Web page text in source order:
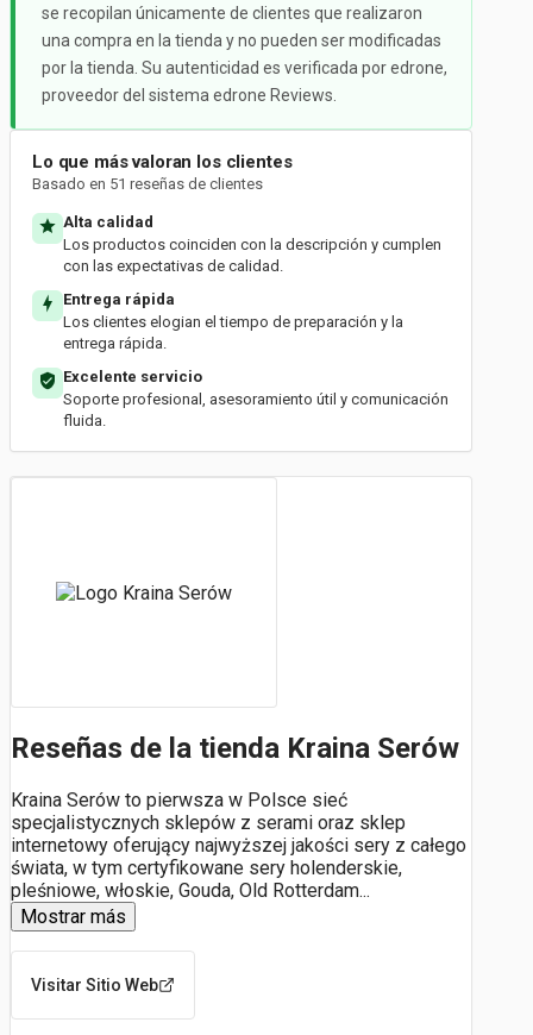
se recopilan únicamente de clientes que realizaron
una compra en la tienda y no pueden ser modificadas
por la tienda. Su autenticidad es verificada por edrone,
proveedor del sistema edrone Reviews.
Lo que más valoran los clientes
Basado en 51 reseñas de clientes
Alta calidad
Los productos coinciden con la descripción y cumplen
con las expectativas de calidad.
Entrega rápida
Los clientes elogian el tiempo de preparación y la
entrega rápida.
Excelente servicio
Soporte profesional, asesoramiento útil y comunicación
fluida.
Reseñas de la tienda Kraina Serów
Kraina Serów to pierwsza w Polsce sieć
specjalistycznych sklepów z serami oraz sklep
internetowy oferujący najwyższej jakości sery z całego
świata, w tym certyfikowane sery holenderskie,
pleśniowe, włoskie, Gouda, Old Rotterdam...
Mostrar más
Visitar Sitio Web